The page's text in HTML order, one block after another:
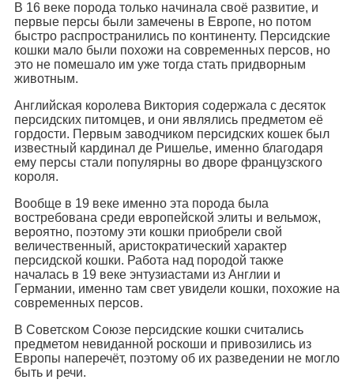
В 16 веке порода только начинала своё развитие, и
первые персы были замечены в Европе, но потом
быстро распространились по континенту. Персидские
кошки мало были похожи на современных персов, но
это не помешало им уже тогда стать придворным
животным.
Английская королева Виктория содержала с десяток
персидских питомцев, и они являлись предметом её
гордости. Первым заводчиком персидских кошек был
известный кардинал де Ришелье, именно благодаря
ему персы стали популярны во дворе французского
короля.
Вообще в 19 веке именно эта порода была
востребована среди европейской элиты и вельмож,
вероятно, поэтому эти кошки приобрели свой
величественный, аристократический характер
персидской кошки. Работа над породой также
началась в 19 веке энтузиастами из Англии и
Германии, именно там свет увидели кошки, похожие на
современных персов.
В Советском Союзе персидские кошки считались
предметом невиданной роскоши и привозились из
Европы наперечёт, поэтому об их разведении не могло
быть и речи.